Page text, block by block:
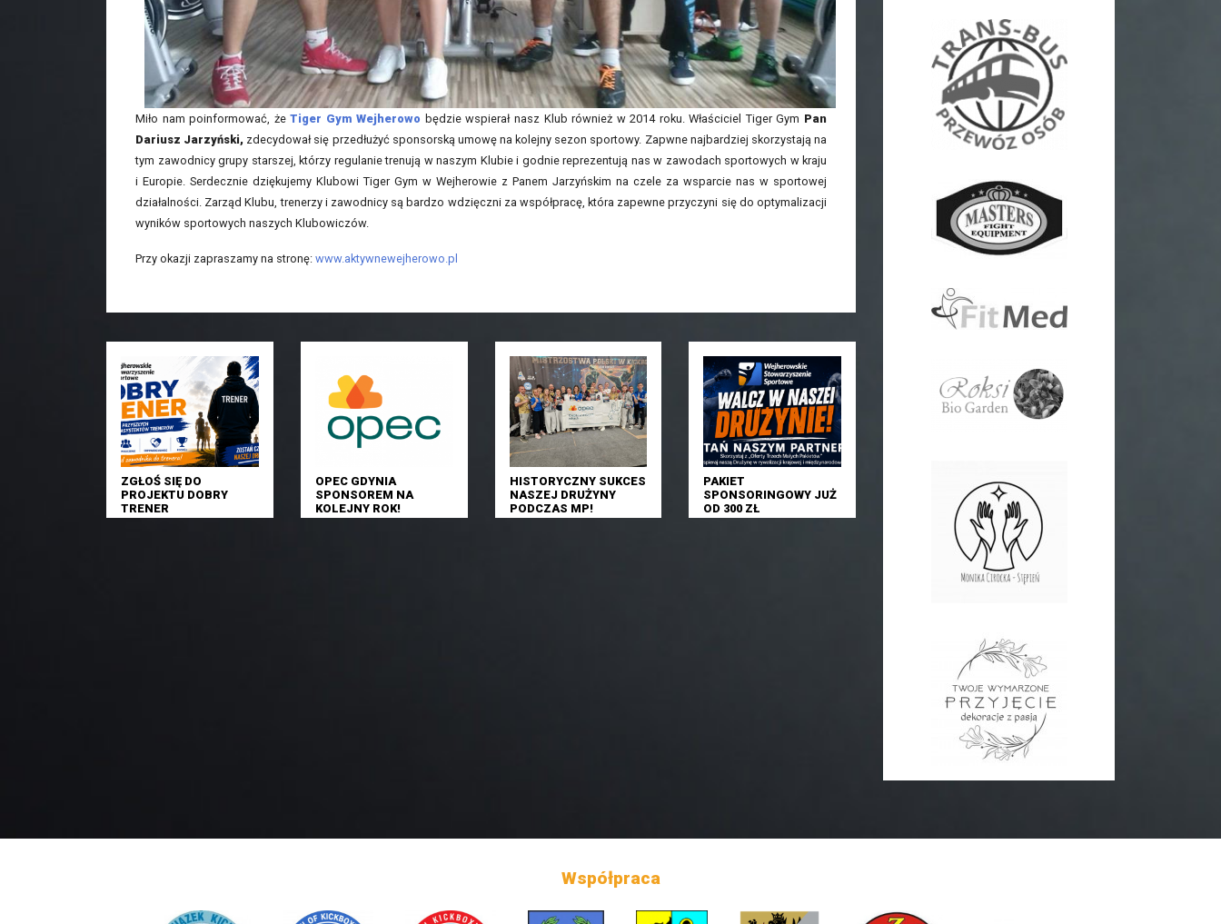
Miło nam poinformować, żeTiger Gym Wejherowo będzie wspierał nasz Klub również w 2014 roku. Właściciel Tiger Gym Pan
Dariusz Jarzyński, zdecydował się przedłużyć sponsorską umowę na kolejny sezon sportowy. Zapwne najbardziej skorzystają na
tym zawodnicy grupy starszej, którzy regulanie trenują w naszym Klubie i godnie reprezentują nas w zawodach sportowych w kraju
i Europie. Serdecznie dziękujemy Klubowi Tiger Gym w Wejherowie z Panem Jarzyńskim na czele za wsparcie nas w sportowej
działalności. Zarząd Klubu, trenerzy i zawodnicy są bardzo wdzięczni za współpracę, która zapewne przyczyni się do optymalizacji
wyników sportowych naszych Klubowiczów.
Przy okazji zapraszamy na stronę: www.aktywnewejherowo.pl
ZGŁOŚ SIĘ DO
PROJEKTU DOBRY
TRENER
OPEC GDYNIA
SPONSOREM NA
KOLEJNY ROK!
HISTORYCZNY SUKCES
NASZEJ DRUŻYNY
PODCZAS MP!
PAKIET
SPONSORINGOWY JUŻ
OD 300 ZŁ
Współpraca